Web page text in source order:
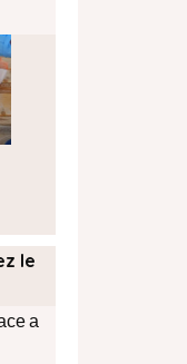
le
a